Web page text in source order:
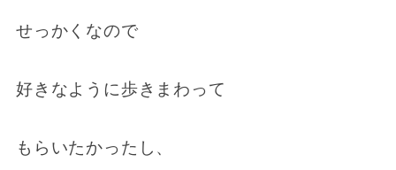
せっかくなので
好きなように歩きまわって
もらいたかったし、